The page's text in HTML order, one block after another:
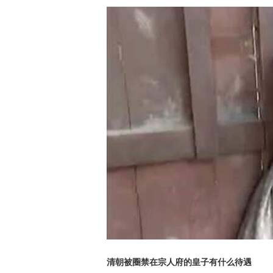
清朝被圈禁在宗人府的皇子有什么待遇